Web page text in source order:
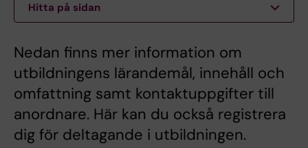
Hitta på sidan
Nedan finns mer information om
utbildningens lärandemål, innehåll och
omfattning samt kontaktuppgifter till
anordnare. Här kan du också registrera
dig för deltagande i utbildningen.